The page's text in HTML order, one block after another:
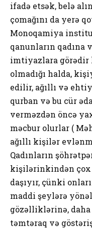
ifadə etsək, belə
çomağını da yerə
Monoqamiya
qanunların
imtiyazlara görədir
olmadığı halda,
edilir, ağıllı və
qurban və bu cür
verməzdən öncə
məcbur olurlar (
ağıllı kişilər
Qadınların
kişilərinkindən çox
daşıyır, çünki
maddi şeylərə
gözəlliklərinə, daha
təmtəraq və